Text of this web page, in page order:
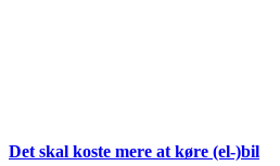
Det skal koste mere at køre (el-)bil